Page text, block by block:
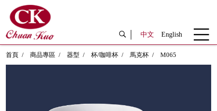
中文 English
首頁 商品專區 器型 杯/咖啡杯 馬克杯 M065